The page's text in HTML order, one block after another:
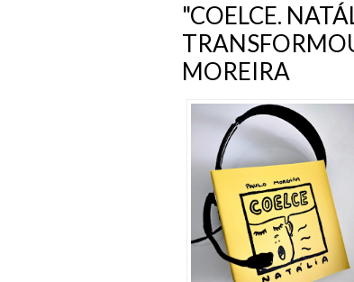
"COELCE.
MOREIRA